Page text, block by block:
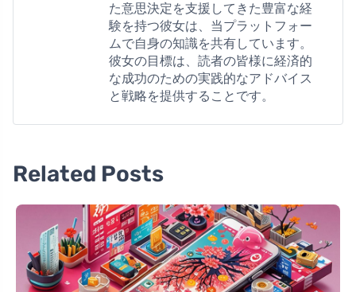
た意思決定を支援してきた豊富な経
験を持つ彼女は、当プラットフォー
ムで自身の知識を共有しています。
彼女の目標は、読者の皆様に経済的
な成功のための実践的なアドバイス
と戦略を提供することです。
Related Posts